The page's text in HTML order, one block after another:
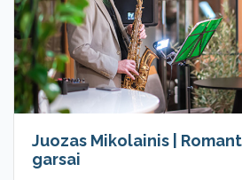
Juozas Mikolainis |
garsai